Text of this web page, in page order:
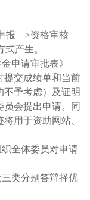
报—>资格审核—
式产生。
申请审批表》
提交成绩单和当前
不予考虑）及证明
会提出申请。同
用于资助网站、
全体委员对申请
类分别答辩择优